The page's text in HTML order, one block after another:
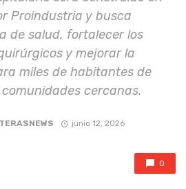
Proindustria y busca
de salud, fortalecer los
y mejorar la
miles de habitantes de
cercanas.
junio 12, 2026
0